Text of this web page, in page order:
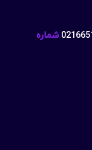
شماره